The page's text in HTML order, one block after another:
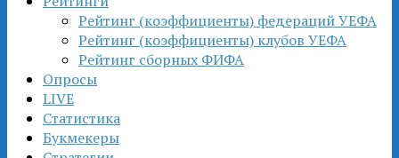
Рейтинг (коэффициенты) федераций УЕФА
Рейтинг (коэффициенты) клубов УЕФА
Рейтинг сборных ФИФА
Опросы
LIVE
Статистика
Букмекеры